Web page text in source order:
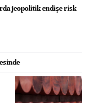
jeopolitik endişe risk